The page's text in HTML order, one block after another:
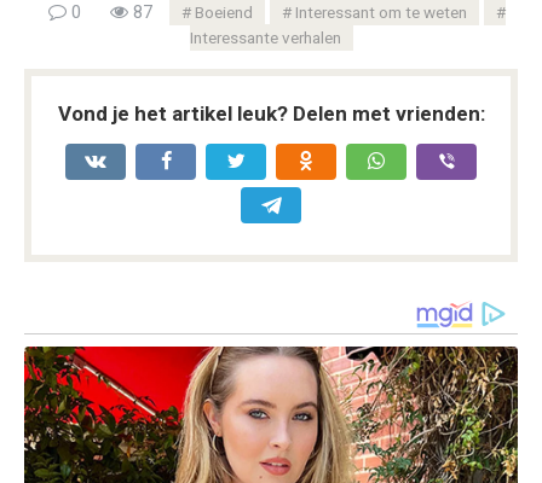
0 87 Boeiend
Interessant om te weten
Interessante verhalen
Vond je het artikel leuk? Delen met vrienden: